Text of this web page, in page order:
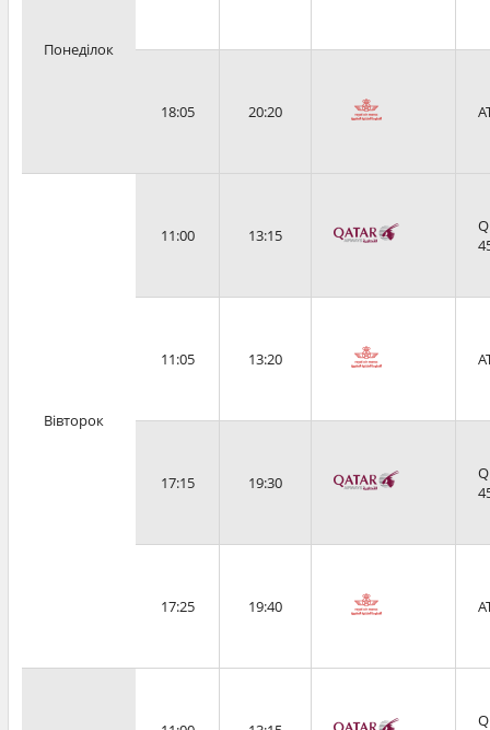
Понеділок
18:05 20:20
Вівторок
11:00 13:15
11:05 13:20
17:15 19:30
17:25 19:40